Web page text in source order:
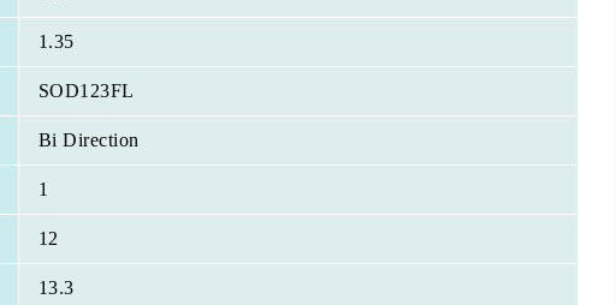
1.35
SOD123FL
Bi Direction
1
12
13.3